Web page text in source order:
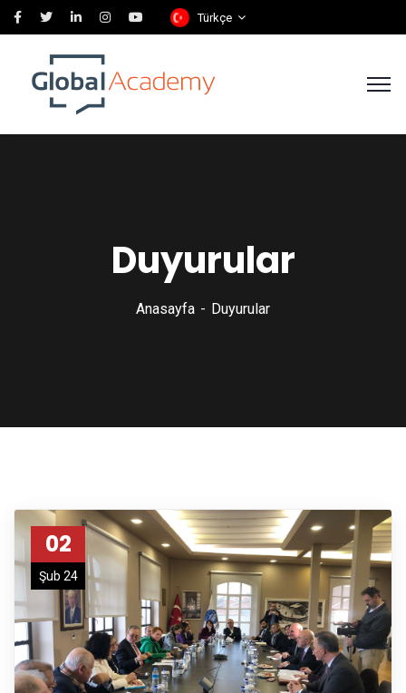
Türkçe
Duyurular
Anasayfa Duyurular
02
Şub 24